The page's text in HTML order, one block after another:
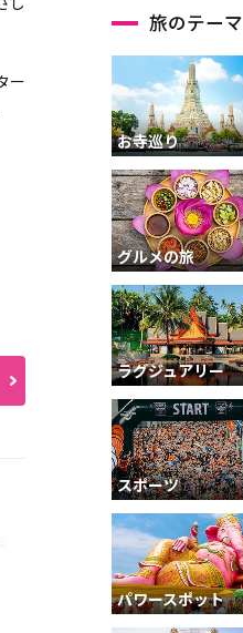
ー
掘り記事第1弾～タイ北部～特集
旅のテーマ
お寺巡り
グルメの旅
ラグジュアリー
スポーツ
パワースポット